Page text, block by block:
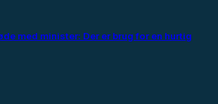
med minister: Der er brug for en hurtig